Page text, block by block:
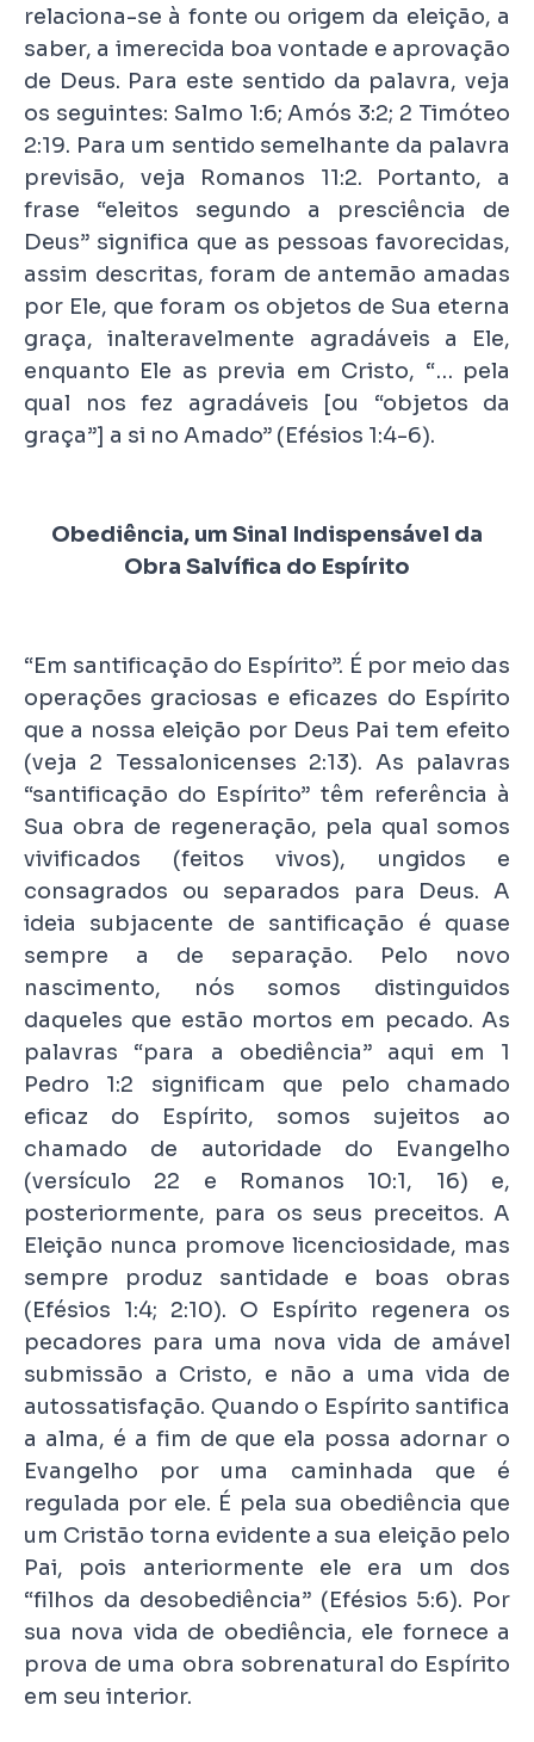
relaciona-se à fonte ou origem da eleição, a
saber, a imerecida boa vontade e aprovação
de Deus. Para este sentido da palavra, veja
os seguintes: Salmo 1:6; Amós 3:2; 2 Timóteo
2:19. Para um sentido semelhante da palavra
previsão, veja Romanos 11:2. Portanto, a
frase “eleitos segundo a presciência de
Deus” significa que as pessoas favorecidas,
assim descritas, foram de antemão amadas
por Ele, que foram os objetos de Sua eterna
graça, inalteravelmente agradáveis a Ele,
enquanto Ele as previa em Cristo, “… pela
qual nos fez agradáveis [ou “objetos da
graça”] a si no Amado” (Efésios 1:4-6).
Obediência, um Sinal Indispensável da
Obra Salvífica do Espírito
“Em santificação do Espírito”. É por meio das
operações graciosas e eficazes do Espírito
que a nossa eleição por Deus Pai tem efeito
(veja 2 Tessalonicenses 2:13). As palavras
“santificação do Espírito” têm referência à
Sua obra de regeneração, pela qual somos
vivificados (feitos vivos), ungidos e
consagrados ou separados para Deus. A
ideia subjacente de santificação é quase
sempre a de separação. Pelo novo
nascimento, nós somos distinguidos
daqueles que estão mortos em pecado. As
palavras “para a obediência” aqui em 1
Pedro 1:2 significam que pelo chamado
eficaz do Espírito, somos sujeitos ao
chamado de autoridade do Evangelho
(versículo 22 e Romanos 10:1, 16) e,
posteriormente, para os seus preceitos. A
Eleição nunca promove licenciosidade, mas
sempre produz santidade e boas obras
(Efésios 1:4; 2:10). O Espírito regenera os
pecadores para uma nova vida de amável
submissão a Cristo, e não a uma vida de
autossatisfação. Quando o Espírito santifica
a alma, é a fim de que ela possa adornar o
Evangelho por uma caminhada que é
regulada por ele. É pela sua obediência que
um Cristão torna evidente a sua eleição pelo
Pai, pois anteriormente ele era um dos
“filhos da desobediência” (Efésios 5:6). Por
sua nova vida de obediência, ele fornece a
prova de uma obra sobrenatural do Espírito
em seu interior.